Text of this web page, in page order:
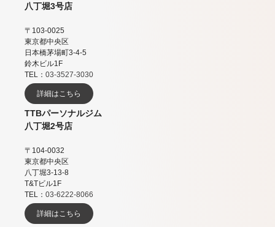
八丁堀3号店
〒103-0025
東京都中央区
日本橋茅場町3-4-5
鈴木ビル1F
TEL： 03-3527-3030
詳細はこちら
TTBパーソナルジム
八丁堀2号店
〒104-0032
東京都中央区
八丁堀3-13-8
T&Tビル1F
TEL： 03-6222-8066
詳細はこちら